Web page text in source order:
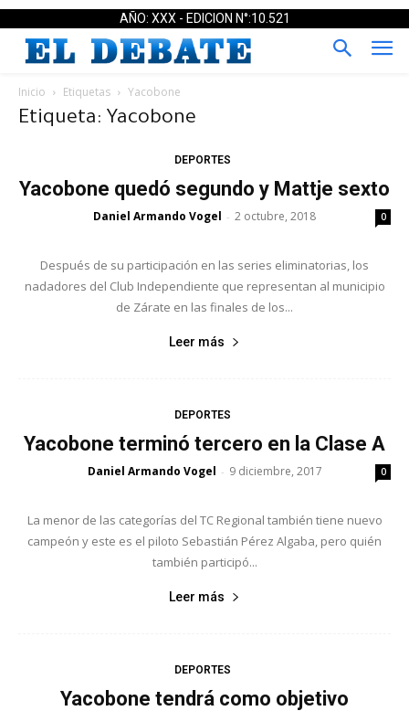
AÑO: XXX - EDICION N°:10.521
Inicio Etiquetas Yacobone
Etiqueta: Yacobone
DEPORTES
Yacobone quedó segundo y Mattje sexto
Daniel Armando Vogel - 2 octubre, 2018 0
Después de su participación en las series eliminatorias, los
nadadores del Club Independiente que representan al municipio
de Zárate en las finales de los...
Leer más
DEPORTES
Yacobone terminó tercero en la Clase A
Daniel Armando Vogel - 9 diciembre, 2017 0
La menor de las categorías del TC Regional también tiene nuevo
campeón y este es el piloto Sebastián Pérez Algaba, pero quién
también participó...
Leer más
DEPORTES
Yacobone tendrá como objetivo